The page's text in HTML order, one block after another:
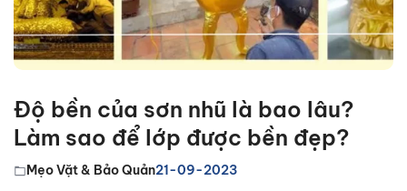
Độ bền của sơn nhũ là bao lâu?
Làm sao để lớp được bền đẹp?
Mẹo Vặt & Bảo Quản21-09-2023